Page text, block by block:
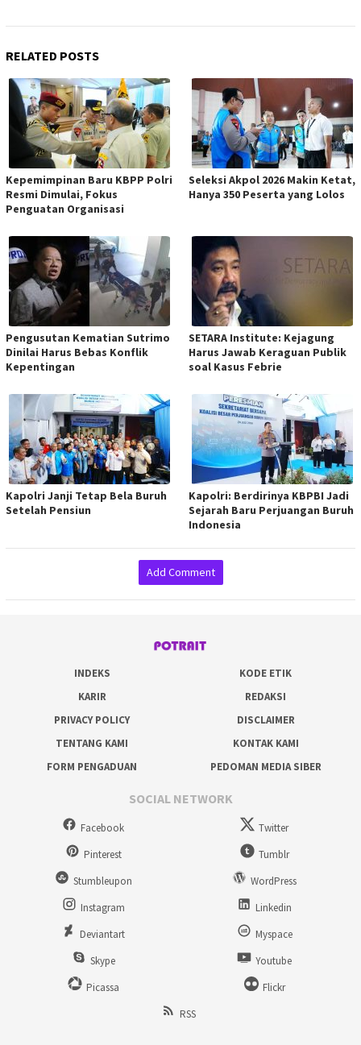
RELATED POSTS
Kepemimpinan Baru KBPP Polri
Resmi Dimulai, Fokus
Penguatan Organisasi
Seleksi Akpol 2026 Makin Ketat,
Hanya 350 Peserta yang Lolos
Pengusutan Kematian Sutrimo
Dinilai Harus Bebas Konflik
Kepentingan
SETARA Institute: Kejagung
Harus Jawab Keraguan Publik
soal Kasus Febrie
Kapolri Janji Tetap Bela Buruh
Setelah Pensiun
Kapolri: Berdirinya KBPBI Jadi
Sejarah Baru Perjuangan Buruh
Indonesia
Add Comment
INDEKS
KODE ETIK
KARIR
REDAKSI
PRIVACY POLICY
DISCLAIMER
TENTANG KAMI
KONTAK KAMI
FORM PENGADUAN
PEDOMAN MEDIA SIBER
SOCIAL NETWORK
Facebook
Twitter
Pinterest
Tumblr
Stumbleupon
WordPress
Instagram
Linkedin
Deviantart
Myspace
Skype
Youtube
Picassa
Flickr
RSS